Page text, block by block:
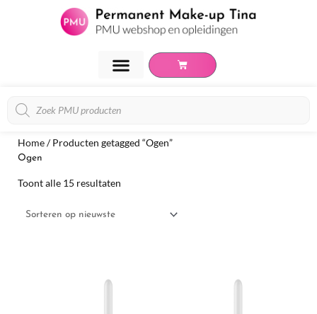
Winkelwagen
zoeken
Home/ Producten getagged “Ogen”
Ogen
Toont alle 15 resultaten
Gesorteerd